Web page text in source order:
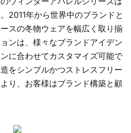
2011年から世界中のブランドと
スの冬物ウェアを幅広く取り揃
ンは、様々なブランドアイデン
に合わせてカスタマイズ可能で
をシンプルかつストレスフリー
り、お客様はブランド構築と顧